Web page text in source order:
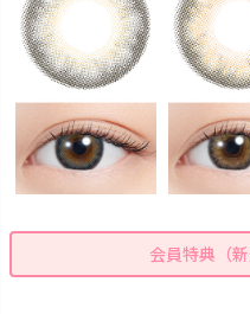
会員特典（